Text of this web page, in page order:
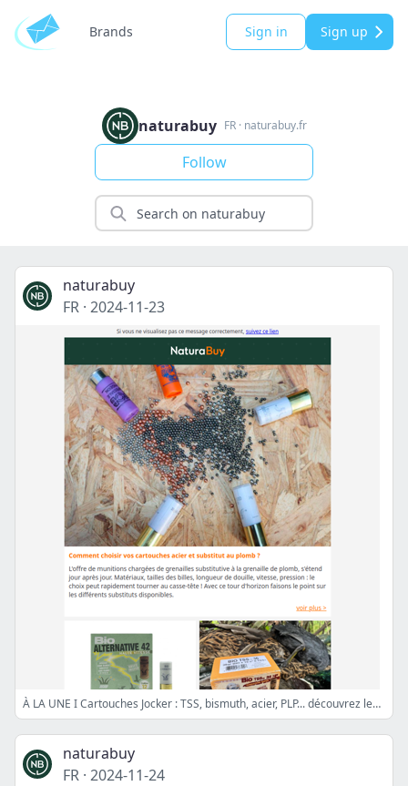
Brands Sign in Sign up
naturabuy FR· naturabuy.fr
Follow
naturabuy
FR · 2024-11-23
À LA UNE I Cartouches Jocker : TSS, bismuth, acier, PLP... découvrez les derniers substituts de la marque française !
naturabuy
FR · 2024-11-24